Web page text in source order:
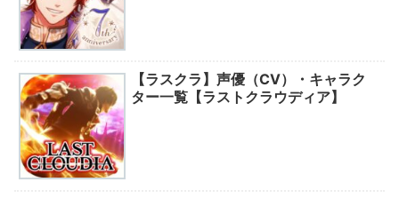
【ラスクラ】声優（CV）・キャラク
ター一覧【ラストクラウディア】